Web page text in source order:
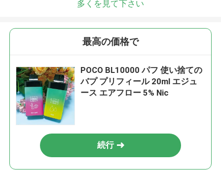
多くを見て下さい
最高の価格で
POCO BL10000 パフ 使い捨ての
バプ プリフィール 20ml エジュ
ース エアフロー 5% Nic
続行